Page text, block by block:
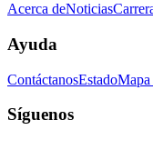
Acerca deNoticias
Ayuda
ContáctanosEstado
Síguenos